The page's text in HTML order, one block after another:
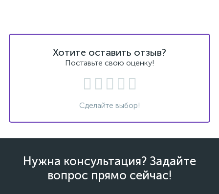
Хотите оставить отзыв?
Поставьте свою оценку!
Сделайте выбор!
Нужна консультация? Задайте
вопрос прямо сейчас!